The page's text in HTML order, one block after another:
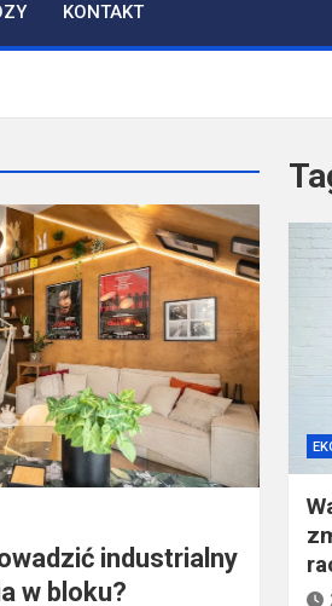
KONTAKT
industrialny
w bloku?